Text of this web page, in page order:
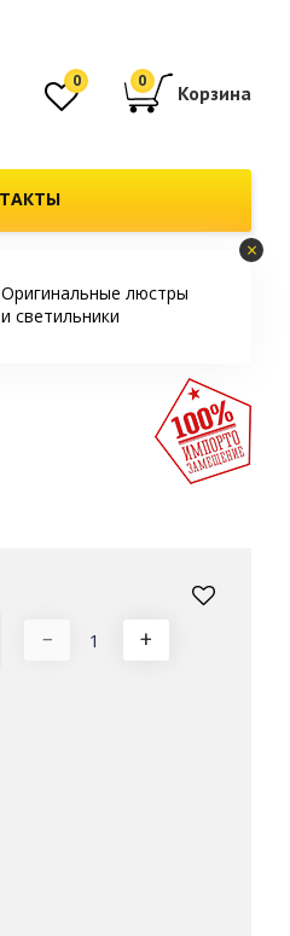
0 0
Корзина
×
Оригинальные люстры
и светильники
− +